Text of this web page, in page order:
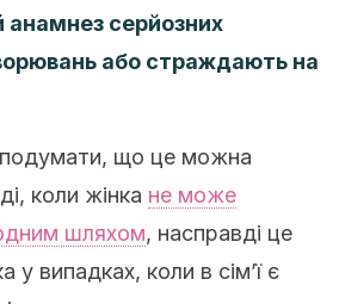
серйозних
або страждають на
що це можна
коли жінка не може
шляхом, насправді це
у випадках, коли в сім’ї є